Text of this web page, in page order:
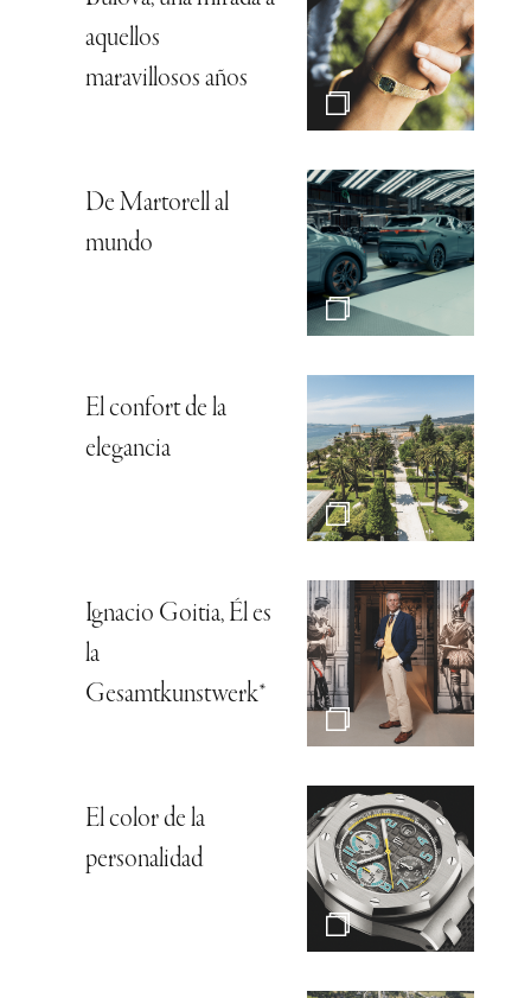
aquellos
maravillosos años
De Martorell al
mundo
El confort de la
elegancia
Ignacio Goitia, Él es
la
Gesamtkunstwerk*
El color de la
personalidad